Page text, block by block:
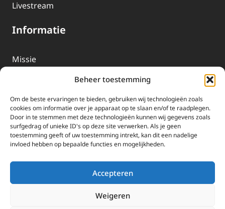
Beheer toestemming
Om de beste ervaringen te bieden, gebruiken wij technologieën zoals
cookies om informatie over je apparaat op te slaan en/of te raadplegen.
Door in te stemmen met deze technologieën kunnen wij gegevens zoals
surfgedrag of unieke ID's op deze site verwerken. Als je geen
toestemming geeft of uw toestemming intrekt, kan dit een nadelige
invloed hebben op bepaalde functies en mogelijkheden.
Accepteren
Weigeren
Livestream
Informatie
Missie
EWTN-Team
Organisatiegegevens
Doneren
EWTN wordt uitsluitend gefinancierd door uw donaties.
Wij ontvangen bewust geen advertentie-inkomsten of